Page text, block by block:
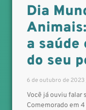
Dia
a saúde
do seu
6 de outubro de 2023
Você já ouviu falar
Comemorado em